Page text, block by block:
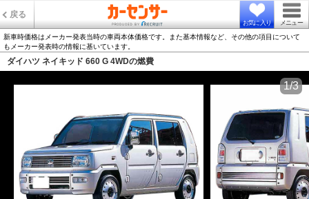
戻る
お気に入り メニュー
新車時価格はメーカー発表当時の車両本体価格です。また基本情報など、その他の項目について
もメーカー発表時の情報に基いています。
ダイハツ ネイキッド 660 G 4WDの燃費
1/3